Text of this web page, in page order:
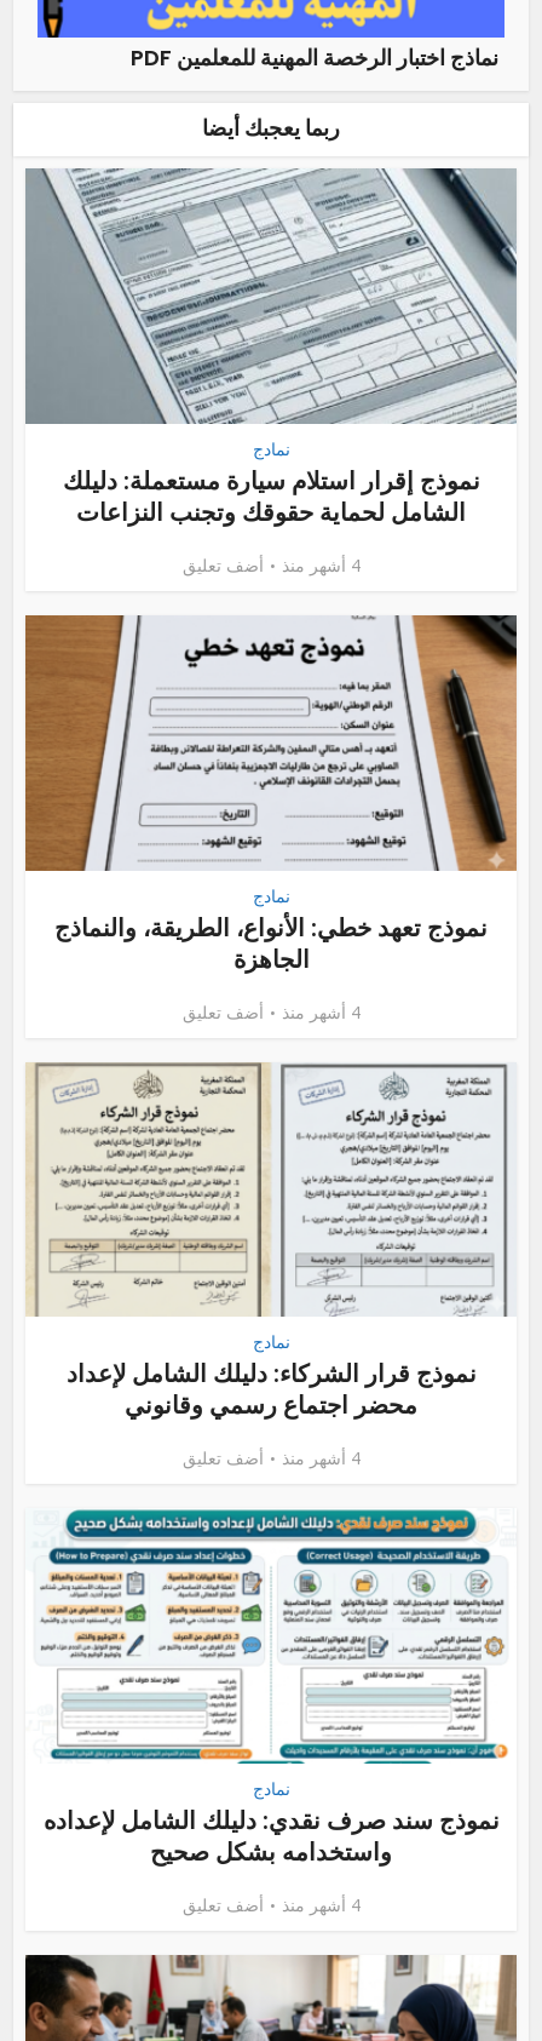
نماذج اختبار الرخصة المهنية للمعلمين PDF
ربما يعجبك أيضا
نمادج
نموذج إقرار استلام سيارة مستعملة: دليلك
الشامل لحماية حقوقك وتجنب النزاعات
4 أشهر منذ أضف تعليق
نمادج
نموذج تعهد خطي: الأنواع، الطريقة، والنماذج
الجاهزة
4 أشهر منذ أضف تعليق
نمادج
نموذج قرار الشركاء: دليلك الشامل لإعداد
محضر اجتماع رسمي وقانوني
4 أشهر منذ أضف تعليق
نمادج
نموذج سند صرف نقدي: دليلك الشامل لإعداده
واستخدامه بشكل صحيح
4 أشهر منذ أضف تعليق